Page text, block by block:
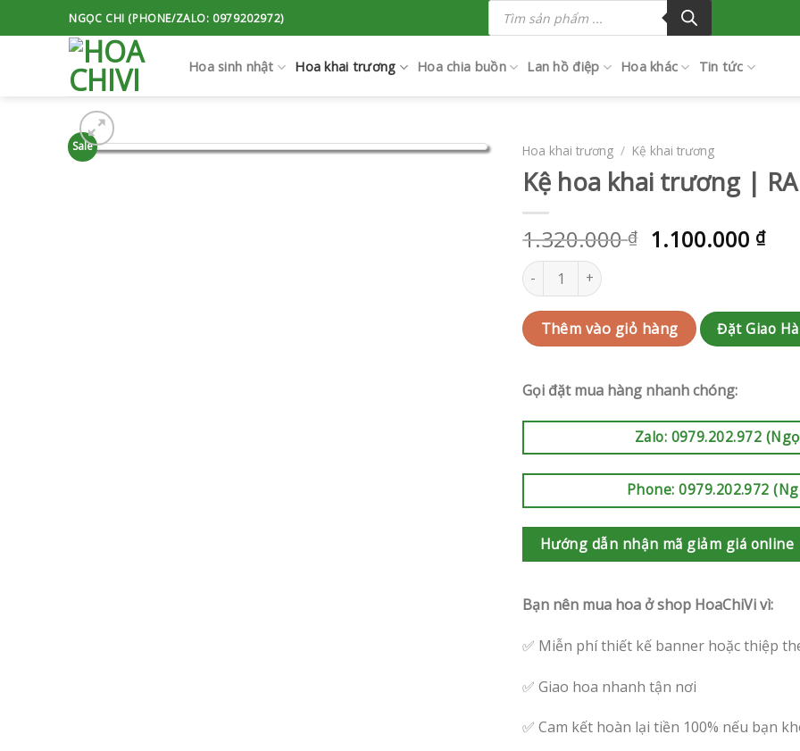
to
NGỌC CHI (PHONE/ZALO: 0979202972)
Tìm
kiếm
phẩm
Hoa sinh nhật Hoa khai trương Hoa chia buồn Lan hồ điệp Hoa khác Tin tức
Sale Hoa khai trương / Kệ khai trương
Kệ hoa khai trương |
1.320.000₫ 1.100.000 ₫
Kệ hoa khai trương | RAK-AK684 số lượng
Thêm vào giỏ hàng Đặt Giao
Gọi đặt mua hàng nhanh chóng:
Zalo: 0979.202.972
Phone: 0979.202.972
Hướng dẫn nhận mã giảm giá online
Bạn nên mua hoa ở shop HoaChiVi vì:
✅ Miễn phí thiết kế banner hoặc thiệp
✅ Giao hoa nhanh tận nơi
✅ Cam kết hoàn lại tiền 100% nếu bạn